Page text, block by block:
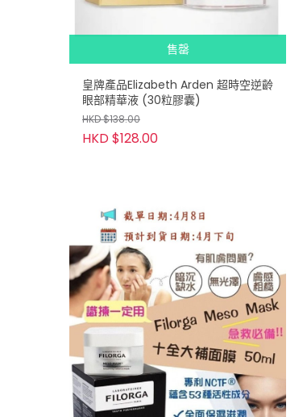
售罄
皇牌產品Elizabeth Arden 超時空逆齡
眼部精華液 (30粒膠囊)
HKD $138.00
HKD $128.00